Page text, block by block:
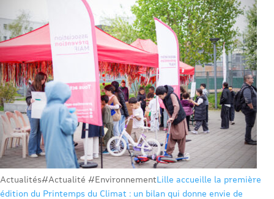
Actualités#Actualité #EnvironnementLille accueille la première
édition du Printemps du Climat : un bilan qui donne envie de